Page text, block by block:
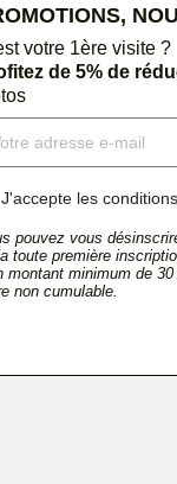
votre 1ère visite ?
de 5% de
J'accepte les
pouvez vous
toute première
montant minimum de
non cumulable.